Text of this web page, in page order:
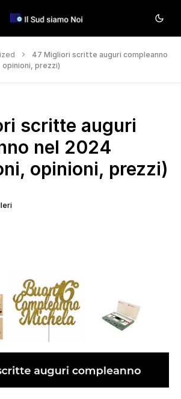
47 Migliori scritte auguri compleanno
prezzi)
scritte auguri
nel 2024
opinioni, prezzi)